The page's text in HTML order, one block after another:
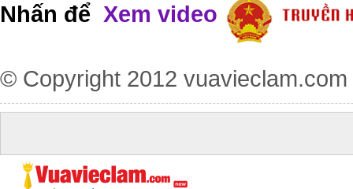
Nhấn để Xem video
© Copyright 2012 vuavieclam.com